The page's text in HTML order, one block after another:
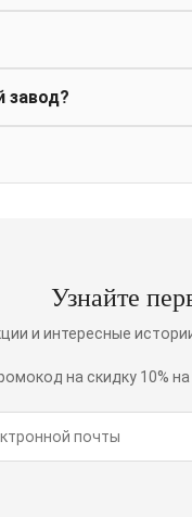
завод?
Узнайте
и интересные
на скидку 10%